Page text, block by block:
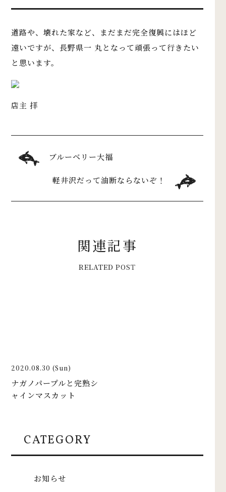
道路や、壊れた家など、まだまだ完全復興にはほど
遠いですが、長野県一 丸となって頑張って行きたい
と思います。
店主 拝
ブルーベリー大福
軽井沢だって油断ならないぞ！
関連記事
RELATED POST
2020.08.30 (Sun)
ナガノパープルと完熟シ
ャインマスカット
CATEGORY
お知らせ